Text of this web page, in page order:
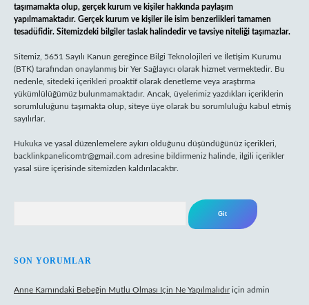
taşımamakta olup, gerçek kurum ve kişiler hakkında paylaşım
yapılmamaktadır. Gerçek kurum ve kişiler ile isim benzerlikleri tamamen
tesadüfidir. Sitemizdeki bilgiler taslak halindedir ve tavsiye niteliği taşımazlar.
Sitemiz, 5651 Sayılı Kanun gereğince Bilgi Teknolojileri ve İletişim Kurumu
(BTK) tarafından onaylanmış bir Yer Sağlayıcı olarak hizmet vermektedir. Bu
nedenle, sitedeki içerikleri proaktif olarak denetleme veya araştırma
yükümlülüğümüz bulunmamaktadır. Ancak, üyelerimiz yazdıkları içeriklerin
sorumluluğunu taşımakta olup, siteye üye olarak bu sorumluluğu kabul etmiş
sayılırlar.
Hukuka ve yasal düzenlemelere aykırı olduğunu düşündüğünüz içerikleri,
backlinkpanelicomtr@gmail.com adresine bildirmeniz halinde, ilgili içerikler
yasal süre içerisinde sitemizden kaldırılacaktır.
SON YORUMLAR
Anne Karnındaki Bebeğin Mutlu Olması Için Ne Yapılmalıdıriçin admin